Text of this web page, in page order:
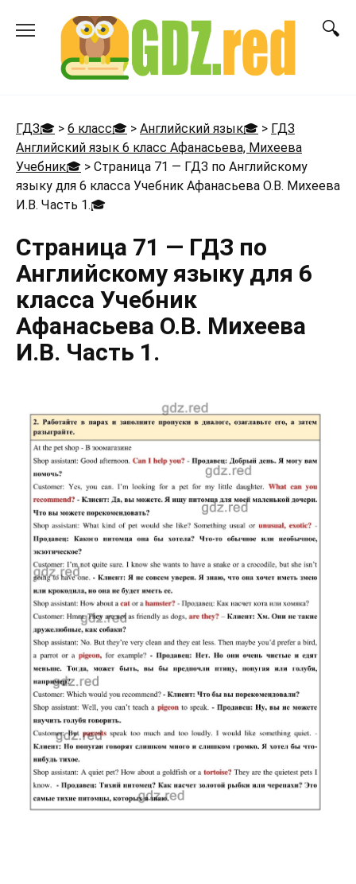
ГДЗ🎓 > 6 класс🎓 > Английский язык🎓 > ГДЗ
Английский язык 6 класс Афанасьева, Михеева
Учебник🎓 > Страница 71 — ГДЗ по Английскому
языку для 6 класса Учебник Афанасьева О.В. Михеева
И.В. Часть 1.🎓
Страница 71 — ГДЗ по
Английскому языку для 6
класса Учебник
Афанасьева О.В. Михеева
И.В. Часть 1.